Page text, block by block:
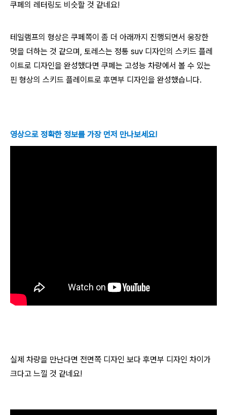
쿠페의 레터링도 비슷할 것 같네요!
테일램프의 형상은 쿠페쪽이 좀 더 아래까지 진행되면서 웅장한
멋을 더하는 것 같으며, 토레스는 정통 suv 디자인의 스키드 플레
이트로 디자인을 완성했다면 쿠페는 고성능 차량에서 볼 수 있는
핀 형상의 스키드 플레이트로 후면부 디자인을 완성했습니다.
영상으로 정확한 정보를 가장 먼저 만나보세요!
실제 차량을 만난다면 전면쪽 디자인 보다 후면부 디자인 차이가
크다고 느낄 것 같네요!